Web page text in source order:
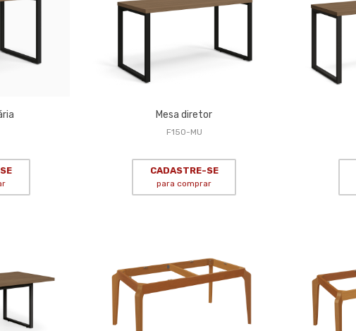
Mesa diretor
F150-MU
CADASTRE-SE
para comprar